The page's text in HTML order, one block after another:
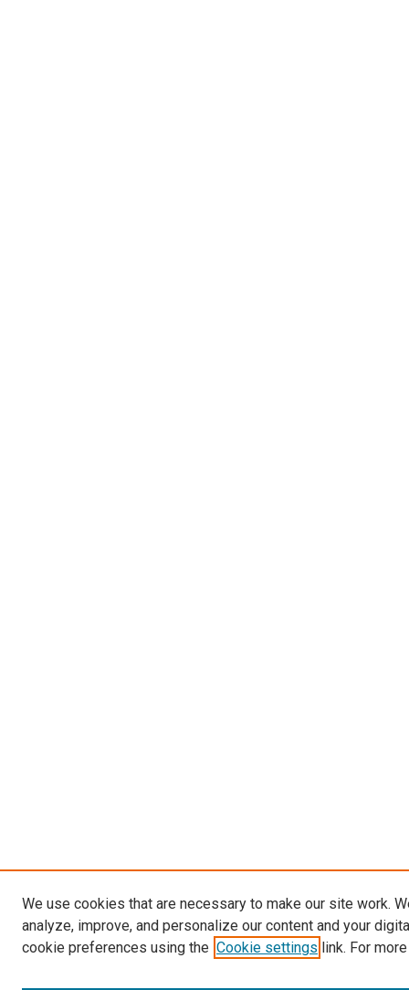
We use cookies that are necessary to make our site work.
analyze, improve, and personalize our content and your
cookie preferences using the Cookie settings link. For